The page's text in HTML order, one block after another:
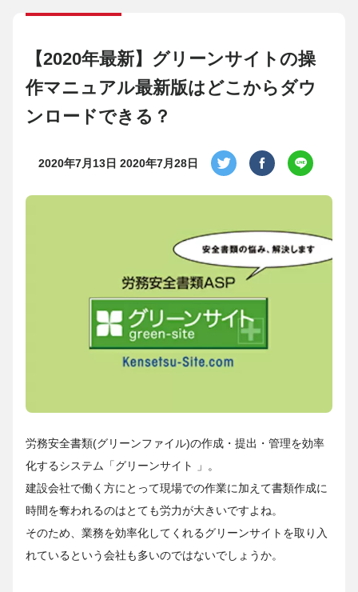
【2020年最新】グリーンサイトの操
作マニュアル最新版はどこからダウ
ンロードできる？
2020年7月13日 2020年7月28日
労務安全書類(グリーンファイル)の作成・提出・管理を効率
化するシステム「グリーンサイト 」。
建設会社で働く方にとって現場での作業に加えて書類作成に
時間を奪われるのはとても労力が大きいですよね。
そのため、業務を効率化してくれるグリーンサイトを取り入
れているという会社も多いのではないでしょうか。